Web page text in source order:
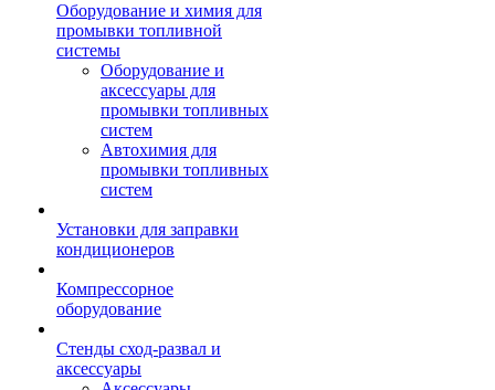
Оборудование и химия для
промывки топливной
системы
Оборудование и
аксессуары для
промывки топливных
систем
Автохимия для
промывки топливных
систем
Установки для заправки
кондиционеров
Компрессорное
оборудование
Стенды сход-развал и
аксессуары